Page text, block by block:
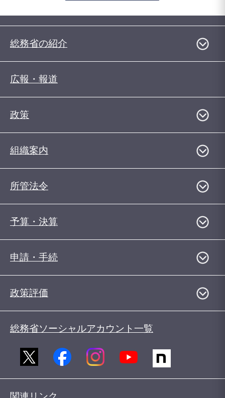
総務省の紹介
広報・報道
政策
組織案内
所管法令
予算・決算
申請・手続
政策評価
総務省ソーシャルアカウント一覧